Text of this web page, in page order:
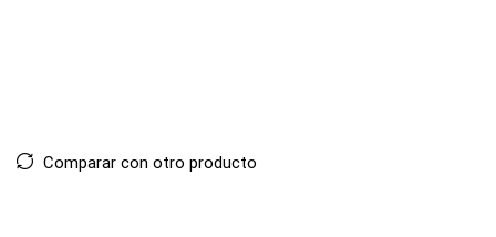
Comparar con otro producto